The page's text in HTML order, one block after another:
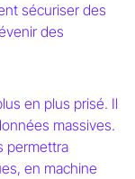
sécuriser des
des
en plus prisé. Il
massives.
permettra
en machine